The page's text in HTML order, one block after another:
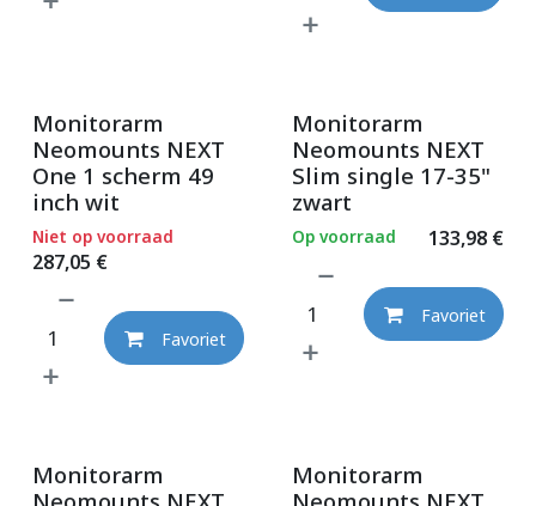
Monitorarm
Neomounts NEXT
One 1 scherm 49
inch wit
287,05 €
Niet op voorraad
Favoriet
Monitorarm
Neomounts NEXT
Slim single 17-35"
zwart
133,98€
Op voorraad
Favoriet
Monitorarm
Monitorarm